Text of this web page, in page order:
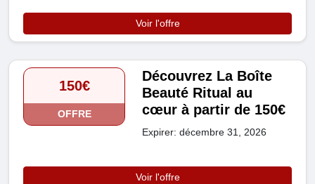
Voir l'offre
150€
OFFRE
Découvrez La Boîte
Beauté Ritual au
cœur à partir de 150€
Expirer: décembre 31, 2026
Voir l'offre